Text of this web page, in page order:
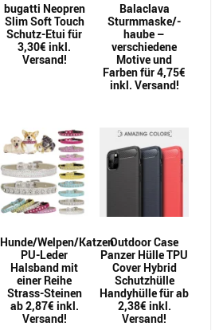
bugatti Neopren
Slim Soft Touch
Schutz-Etui für
3,30€ inkl.
Versand!
Balaclava
Sturmmaske/-
haube –
verschiedene
Motive und
Farben für 4,75€
inkl. Versand!
Hunde/Welpen/Katzen
PU-Leder
Halsband mit
einer Reihe
Strass-Steinen
ab 2,87€ inkl.
Versand!
Outdoor Case
Panzer Hülle TPU
Cover Hybrid
Schutzhülle
Handyhülle für ab
2,38€ inkl.
Versand!